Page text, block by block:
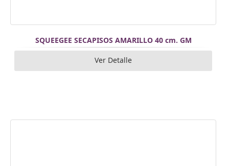
SQUEEGEE SECAPISOS AMARILLO 40 cm. GM
Ver Detalle